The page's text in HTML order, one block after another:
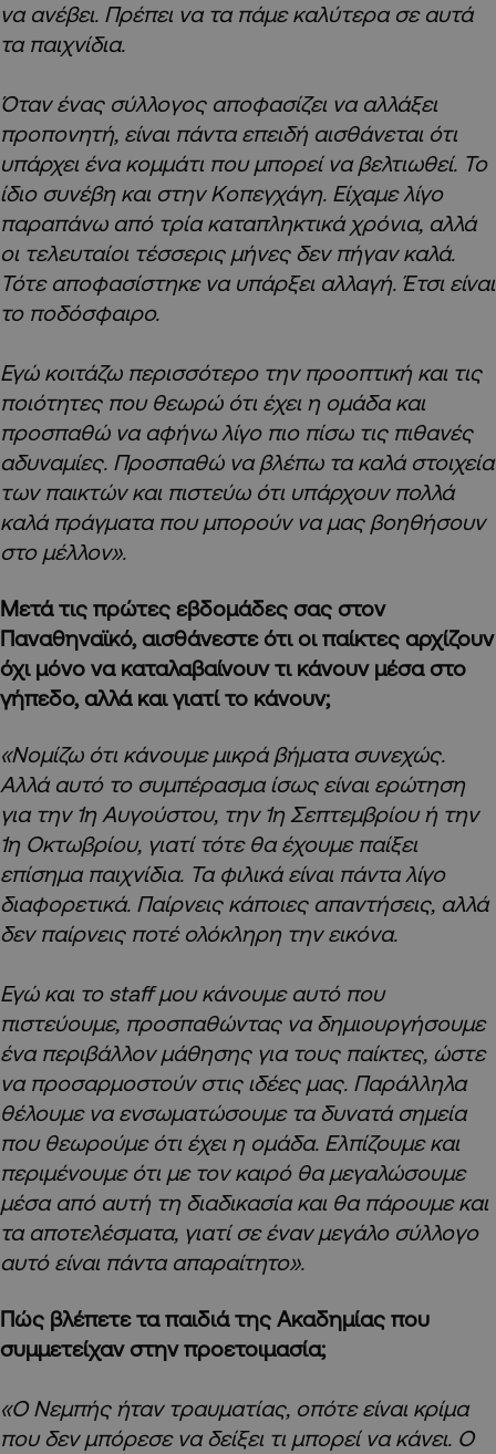
να ανέβει. Πρέπει να τα πάμε καλύτερα σε αυτά
τα παιχνίδια.
Όταν ένας σύλλογος αποφασίζει να αλλάξει
προπονητή, είναι πάντα επειδή αισθάνεται ότι
υπάρχει ένα κομμάτι που μπορεί να βελτιωθεί. Το
ίδιο συνέβη και στην Κοπεγχάγη. Είχαμε λίγο
παραπάνω από τρία καταπληκτικά χρόνια, αλλά
οι τελευταίοι τέσσερις μήνες δεν πήγαν καλά.
Τότε αποφασίστηκε να υπάρξει αλλαγή. Έτσι είναι
το ποδόσφαιρο.
Εγώ κοιτάζω περισσότερο την προοπτική και τις
ποιότητες που θεωρώ ότι έχει η ομάδα και
προσπαθώ να αφήνω λίγο πιο πίσω τις πιθανές
αδυναμίες. Προσπαθώ να βλέπω τα καλά στοιχεία
των παικτών και πιστεύω ότι υπάρχουν πολλά
καλά πράγματα που μπορούν να μας βοηθήσουν
στο μέλλον».
Μετά τις πρώτες εβδομάδες σας στον
Παναθηναϊκό, αισθάνεστε ότι οι παίκτες αρχίζουν
όχι μόνο να καταλαβαίνουν τι κάνουν μέσα στο
γήπεδο, αλλά και γιατί το κάνουν;
«Νομίζω ότι κάνουμε μικρά βήματα συνεχώς.
Αλλά αυτό το συμπέρασμα ίσως είναι ερώτηση
για την 1η Αυγούστου, την 1η Σεπτεμβρίου ή την
1η Οκτωβρίου, γιατί τότε θα έχουμε παίξει
επίσημα παιχνίδια. Τα φιλικά είναι πάντα λίγο
διαφορετικά. Παίρνεις κάποιες απαντήσεις, αλλά
δεν παίρνεις ποτέ ολόκληρη την εικόνα.
Εγώ και το staff μου κάνουμε αυτό που
πιστεύουμε, προσπαθώντας να δημιουργήσουμε
ένα περιβάλλον μάθησης για τους παίκτες, ώστε
να προσαρμοστούν στις ιδέες μας. Παράλληλα
θέλουμε να ενσωματώσουμε τα δυνατά σημεία
που θεωρούμε ότι έχει η ομάδα. Ελπίζουμε και
περιμένουμε ότι με τον καιρό θα μεγαλώσουμε
μέσα από αυτή τη διαδικασία και θα πάρουμε και
τα αποτελέσματα, γιατί σε έναν μεγάλο σύλλογο
αυτό είναι πάντα απαραίτητο».
Πώς βλέπετε τα παιδιά της Ακαδημίας που
συμμετείχαν στην προετοιμασία;
«Ο Νεμπής ήταν τραυματίας, οπότε είναι κρίμα
που δεν μπόρεσε να δείξει τι μπορεί να κάνει. Ο